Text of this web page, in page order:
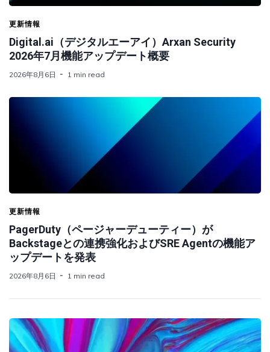
更新情報
Digital.ai（デジタルエーアイ）Arxan Security
2026年7月機能アップデート概要
2026年8月6日 1 min read
更新情報
PagerDuty（ページャーデューティー）が
Backstageとの連携強化およびSRE Agentの機能ア
ップデートを発表
2026年8月6日 1 min read